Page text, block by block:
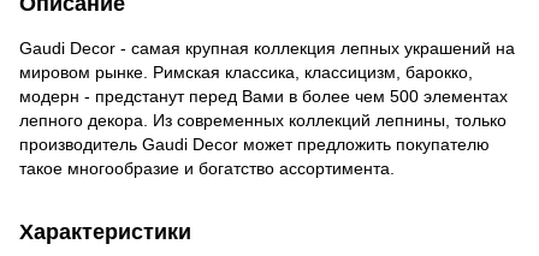
Gaudi Decor - самая крупная коллекция лепных украшений на
мировом рынке. Римская классика, классицизм, барокко,
модерн - предстанут перед Вами в более чем 500 элементах
лепного декора. Из современных коллекций лепнины, только
производитель Gaudi Decor может предложить покупателю
такое многообразие и богатство ассортимента.
Характеристики